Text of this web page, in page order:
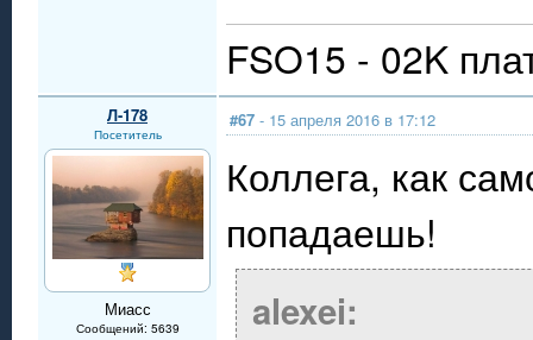
FSO15 - 02K
Л-178
Посетитель
Миасс
Сообщений: 5639
#67 - 15 апреля 2016 в 17:12
Коллега, как
попадаешь!
alexei: